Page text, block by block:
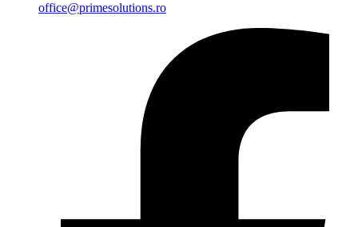
office@primesolutions.ro